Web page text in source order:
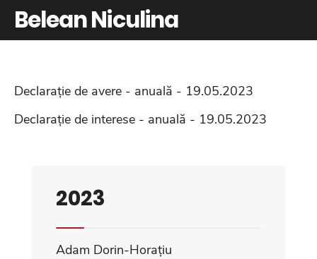
Belean Niculina
Declarație de avere - anuală - 19.05.2023
Declarație de interese - anuală - 19.05.2023
2023
Adam Dorin-Horațiu